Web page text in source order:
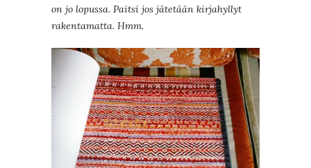
on jo lopussa. Paitsi jos jätetään kirjahyllyt
rakentamatta. Hmm.